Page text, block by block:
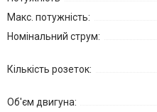
Макс. потужність:
Номінальний струм:
Кількість розеток:
Об'єм двигуна: